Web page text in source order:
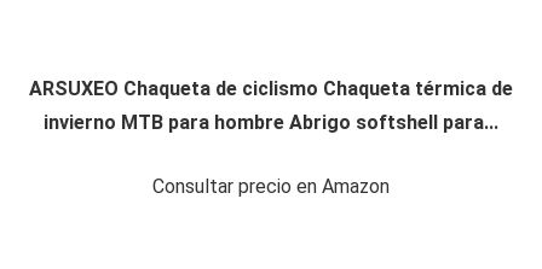
ARSUXEO Chaqueta de ciclismo Chaqueta térmica de
invierno MTB para hombre Abrigo softshell para...
Consultar precio en Amazon